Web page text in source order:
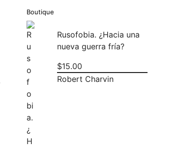
Boutique
Rusofobia. ¿Hacia una
nueva guerra fría?
$15.00
Robert Charvin